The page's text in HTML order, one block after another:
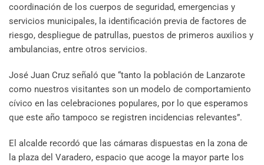
coordinación de los cuerpos de seguridad, emergencias y
servicios municipales, la identificación previa de factores de
riesgo, despliegue de patrullas, puestos de primeros auxilios y
ambulancias, entre otros servicios.
José Juan Cruz señaló que “tanto la población de Lanzarote
como nuestros visitantes son un modelo de comportamiento
cívico en las celebraciones populares, por lo que esperamos
que este año tampoco se registren incidencias relevantes”.
El alcalde recordó que las cámaras dispuestas en la zona de
la plaza del Varadero, espacio que acoge la mayor parte los